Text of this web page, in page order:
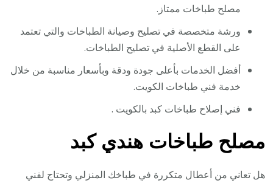
مصلح طباخات ممتاز.
ورشة متخصصة في تصليح وصيانة الطباخات والتي تعتمد
على القطع الأصلية في تصليح الطباخات.
أفضل الخدمات بأعلى جودة ودقة وبأسعار مناسبة من خلال
خدمة فني طباخات الكويت.
فني إصلاح طباخات كبد بالكويت .
مصلح طباخات هندي كبد
هل تعاني من أعطال متكررة في طباخك المنزلي وتحتاج لفني